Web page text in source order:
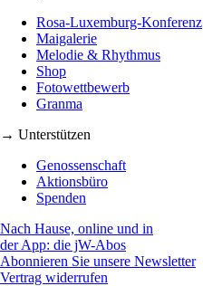
Rosa-Luxemburg-Konferenz
Maigalerie
Melodie & Rhythmus
Shop
Fotowettbewerb
Granma
→ Unterstützen
Genossenschaft
Aktionsbüro
Spenden
Nach Hause, online und in
der App: die jW-Abos
Abonnieren Sie unsere Newsletter
Vertrag widerrufen